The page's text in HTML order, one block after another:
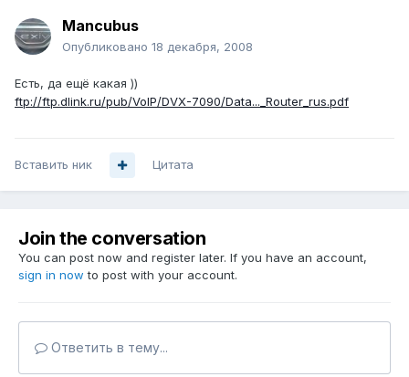
Mancubus
Опубликовано 18 декабря, 2008
Есть, да ещё какая ))
ftp://ftp.dlink.ru/pub/VoIP/DVX-7090/Data..._Router_rus.pdf
Вставить ник Цитата
Join the conversation
You can post now and register later. If you have an account,
sign in now to post with your account.
Ответить в тему...